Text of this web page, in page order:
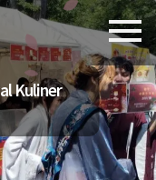
Kuliner